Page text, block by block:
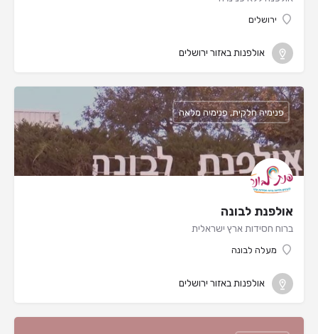
ירושלים
אולפנות באזור ירושלים
אולפנת לבונה
ברוח חסידות ארץ ישראלית
מעלה לבונה
פנימיה חלקית, פנימיה מלאה
אולפנות באזור ירושלים